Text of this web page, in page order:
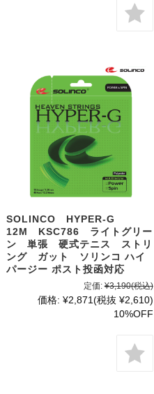
SOLINCO HYPER-G
12M KSC786 ライトグリー
ン 単張 硬式テニス ストリ
ング ガット ソリンコ ハイ
パージー ポスト投函対応
定価: ¥3,190(税込)
価格: ¥2,871(税抜 ¥2,610)
10%OFF